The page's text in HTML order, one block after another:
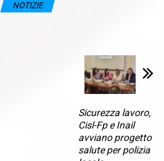
NOTIZIE
Sicurezza lavoro,
Cisl-Fp e Inail
avviano progetto
salute per polizia